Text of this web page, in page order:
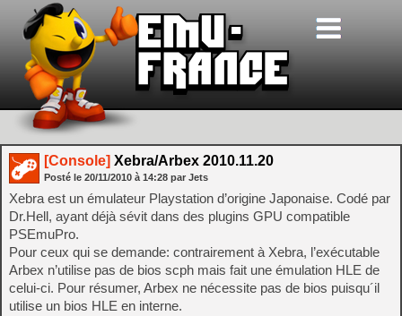
[Console] Xebra/Arbex 2010.11.20
Posté le 20/11/2010 à 14:28 par Jets
Xebra est un émulateur Playstation d’origine Japonaise. Codé par
Dr.Hell, ayant déjà sévit dans des plugins GPU compatible
PSEmuPro.
Pour ceux qui se demande: contrairement à Xebra, l’exécutable
Arbex n’utilise pas de bios scph mais fait une émulation HLE de
celui-ci. Pour résumer, Arbex ne nécessite pas de bios puisqu´il
utilise un bios HLE en interne.